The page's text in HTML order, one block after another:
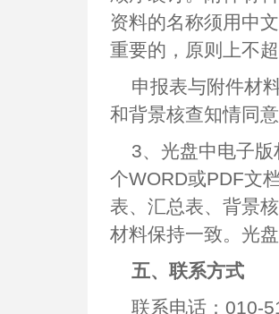
资料的名称须用中
重要的，原则上不
申报表与附件材
和背景核查知情同
3、光盘中电子
个WORD或PDF文
表、汇总表、背景
材料保持一致。光
五、联系方式
联系电话：010-